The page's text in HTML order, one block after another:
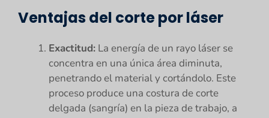
Ventajas del corte por láser
Exactitud: La energía de un rayo láser se
concentra en una única área diminuta,
penetrando el material y cortándolo. Este
proceso produce una costura de corte
delgada (sangría) en la pieza de trabajo, a